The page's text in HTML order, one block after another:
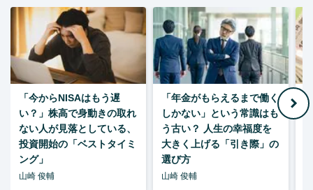
「今からNISAはもう遅
い？」株高で身動きの取れ
ない人が見落としている、
投資開始の「ベストタイミ
ング」
山崎 俊輔
「年金がもらえるまで働く
しかない」という常識はも
う古い？ 人生の幸福度を
大きく上げる「引き際」の
選び方
山崎 俊輔